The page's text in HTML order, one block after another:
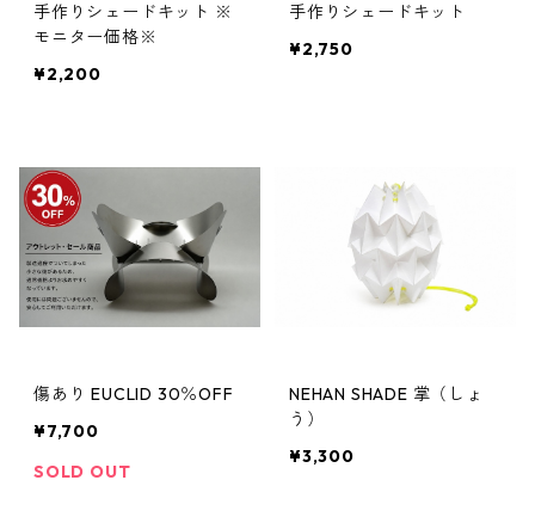
手作りシェードキット ※
モニター価格※
¥2,200
手作りシェードキット
¥2,750
傷あり EUCLID 30％OFF
¥7,700
SOLD OUT
NEHAN SHADE 掌（しょ
う）
¥3,300